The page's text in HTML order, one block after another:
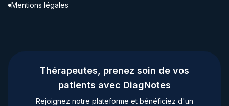
Mentions légales
Thérapeutes, prenez soin de vos
patients avec DiagNotes
Rejoignez notre plateforme et bénéficiez d'un